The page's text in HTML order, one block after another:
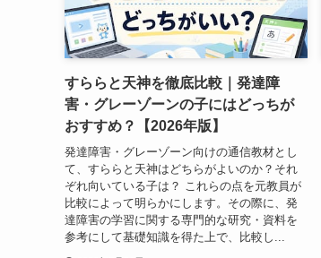
すららと天神を徹底比較｜発達障
害・グレーゾーンの子にはどっちが
おすすめ？【2026年版】
発達障害・グレーゾーン向けの通信教材とし
て、すららと天神はどちらがよいのか？それ
ぞれ向いている子は？ これらの点を元教員が
比較によって明らかにします。その際に、発
達障害の学習に関する専門的な研究・資料を
参考にして基礎知識を得た上で、比較し...